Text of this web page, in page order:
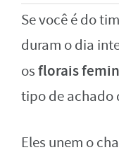
Se você é do
duram o dia
osflorais
tipo de achado
Eles unem o